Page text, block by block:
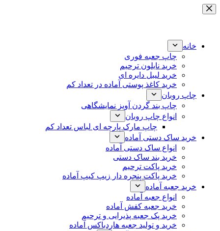
پرش
خانه
چاپ جعبه فوری
خرید نایلون ترحیم
خرید لیبل دایره ای
خرید کاغذ پوستی آماده در تعداد کم
چاپ روبان
چاپ بند گردن آویز نمایشگاهی
انواع چاپ روبان
چاپ مارک پارچه ای لباس تعداد کم
خرید ساک دستی آماده
انواع ساک دستی آماده
خرید بند ساک دستی
خرید پاکت ترحیم
خرید پاکت پنجره دار زیپ کیپ آماده
خرید جعبه آماده
انواع جعبه آماده
خرید جعبه کفش آماده
خرید پک جعبه پذیرایی و ترحیم
خرید و تولید جعبه هاردباکس آماده